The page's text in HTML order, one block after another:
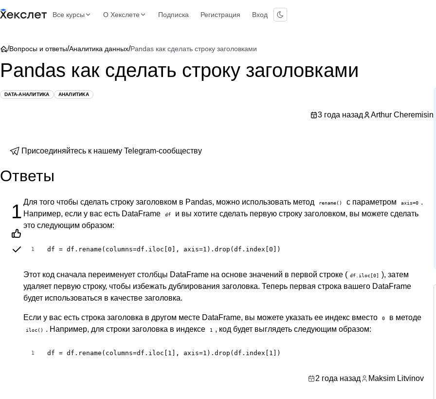
Все курсы О Хекслете Подписка Регистрация Вход
/Вопросы и ответы/Аналитика данных/Pandas как сделать строку заголовками
Pandas как сделать строку заголовками
DATA-АНАЛИТИКА АНАЛИТИКА
3 года назад Arthur Cheremisin
Присоединяйтесь к нашему Telegram-сообществу
Ответы
1 Для того чтобы сделать строку заголовком в Pandas, можно использовать метод rename() с параметром axis=0 .
Например, если у вас есть DataFrame
df
и вы хотите сделать первую строку заголовком, вы можете сделать
это следующим образом:
1 df = df.rename(columns=df.iloc[0], axis=1).drop(df.index[0])
Этот код сначала переименует столбцы DataFrame на основе значений в первой строке ( df.iloc[0] ), затем
удаляет первую строку, чтобы избежать дублирования заголовка. Теперь первая строка вашего DataFrame
будет использоваться в качестве заголовка.
Если у вас есть строка заголовка в другом месте DataFrame, вы можете указать ее индекс вместо 0 в методе
iloc() . Например, для строки заголовка в индексе 1 , код будет выглядеть следующим образом:
1 df = df.rename(columns=df.iloc[1], axis=1).drop(df.index[1])
2 года назад Maksim Litvinov